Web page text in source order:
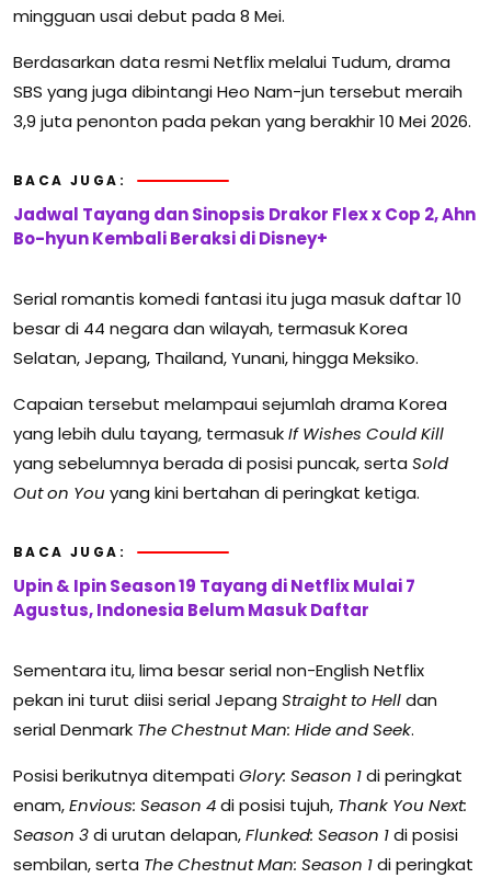
mingguan usai debut pada 8 Mei.
Berdasarkan data resmi Netflix melalui Tudum, drama
SBS yang juga dibintangi Heo Nam-jun tersebut meraih
3,9 juta penonton pada pekan yang berakhir 10 Mei 2026.
BACA JUGA:
Jadwal Tayang dan Sinopsis Drakor Flex x Cop 2, Ahn
Bo-hyun Kembali Beraksi di Disney+
Serial romantis komedi fantasi itu juga masuk daftar 10
besar di 44 negara dan wilayah, termasuk Korea
Selatan, Jepang, Thailand, Yunani, hingga Meksiko.
Capaian tersebut melampaui sejumlah drama Korea
yang lebih dulu tayang, termasukIf Wishes Could Kill
yang sebelumnya berada di posisi puncak, serta Sold
Out on You yang kini bertahan di peringkat ketiga.
BACA JUGA:
Upin & Ipin Season 19 Tayang di Netflix Mulai 7
Agustus, Indonesia Belum Masuk Daftar
Sementara itu, lima besar serial non-English Netflix
pekan ini turut diisi serial Jepang Straight to Helldan
serial Denmark The Chestnut Man: Hide and Seek.
Posisi berikutnya ditempatiGlory: Season 1di peringkat
enam,Envious: Season 4di posisi tujuh, Thank You Next:
Season 3di urutan delapan,Flunked: Season 1di posisi
sembilan, serta The Chestnut Man: Season 1di peringkat